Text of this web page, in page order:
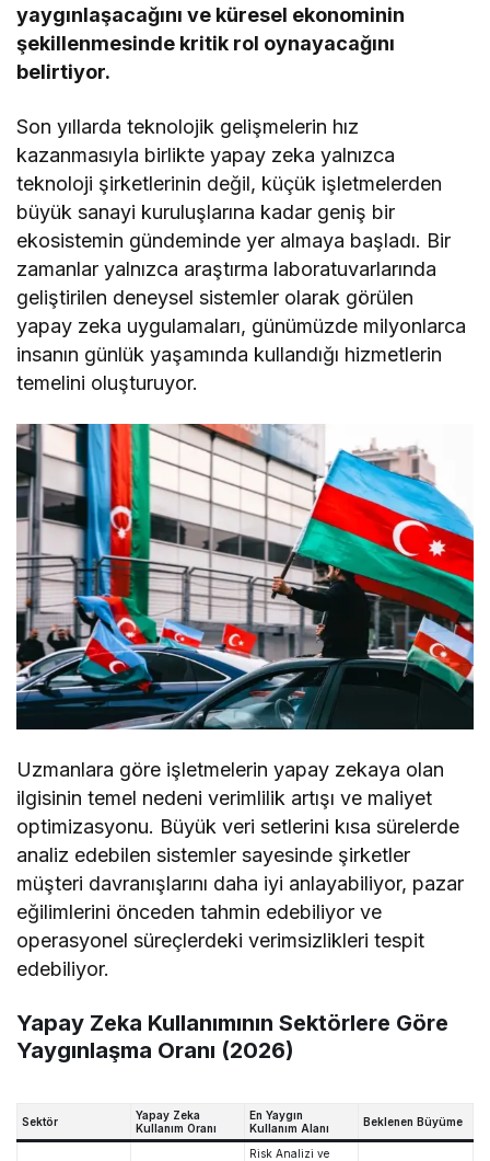
yaygınlaşacağını ve küresel ekonominin
şekillenmesinde kritik rol oynayacağını
belirtiyor.
Son yıllarda teknolojik gelişmelerin hız
kazanmasıyla birlikte yapay zeka yalnızca
teknoloji şirketlerinin değil, küçük işletmelerden
büyük sanayi kuruluşlarına kadar geniş bir
ekosistemin gündeminde yer almaya başladı. Bir
zamanlar yalnızca araştırma laboratuvarlarında
geliştirilen deneysel sistemler olarak görülen
yapay zeka uygulamaları, günümüzde milyonlarca
insanın günlük yaşamında kullandığı hizmetlerin
temelini oluşturuyor.
Uzmanlara göre işletmelerin yapay zekaya olan
ilgisinin temel nedeni verimlilik artışı ve maliyet
optimizasyonu. Büyük veri setlerini kısa sürelerde
analiz edebilen sistemler sayesinde şirketler
müşteri davranışlarını daha iyi anlayabiliyor, pazar
eğilimlerini önceden tahmin edebiliyor ve
operasyonel süreçlerdeki verimsizlikleri tespit
edebiliyor.
Yapay Zeka Kullanımının Sektörlere Göre
Yaygınlaşma Oranı (2026)
Sektör
Yapay Zeka
Kullanım Oranı
En Yaygın
Kullanım Alanı
Beklenen Büyüme
Risk Analizi ve